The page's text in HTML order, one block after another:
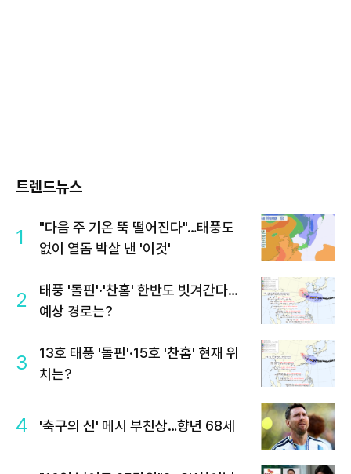
트렌드뉴스
1
"다음 주 기온 뚝 떨어진다"…태풍도
없이 열돔 박살 낸 '이것'
2
태풍 '돌핀'·'찬홈' 한반도 빗겨간다…
예상 경로는?
3
13호 태풍 '돌핀'·15호 '찬홈' 현재 위
치는?
4 '축구의 신' 메시 부친상…향년 68세